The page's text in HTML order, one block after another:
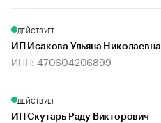
ДЕЙСТВУЕТ
ИП Исакова Ульяна Николаевна
ИНН: 470604206899
ДЕЙСТВУЕТ
ИП Скутарь Раду Викторович